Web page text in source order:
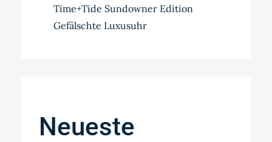
Time+Tide Sundowner Edition
Gefälschte Luxusuhr
Neueste